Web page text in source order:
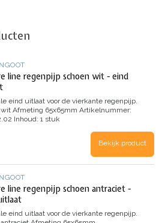
line regenpijp schoen wit - eind
eind uitlaat voor de vierkante regenpijp.
wit Afmeting 65x65mm Artikelnummer:
Inhoud: 1 stuk
Bekijk product
line regenpijp schoen antraciet -
eind uitlaat voor de vierkante regenpijp.